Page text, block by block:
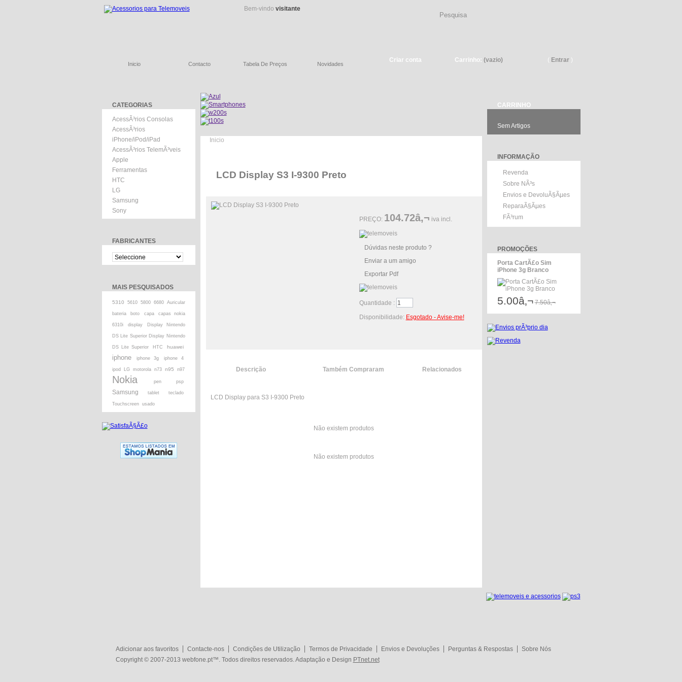
Bem-vindo visitante
Inicio Contacto Tabela De Preços Novidades
Criar conta Carrinho: (vazio) ( Entrar)
CATEGORIAS
AcessÃ³rios Consolas
AcessÃ³rios
iPhone/iPod/iPad
AcessÃ³rios TelemÃ³veis
Apple
Ferramentas
HTC
LG
Samsung
Sony
FABRICANTES
MAIS PESQUISADOS
5310 5610 5800 6680 Auricular
bateria boto capa capas nokia
6310i display Display Nintendo
DS Lite Superior Display Nintendo
DS Lite Superior HTC huawei
iphone iphone 3g iphone 4
ipod LG motorola n73 n95 n97
Nokia pen psp
Samsung tablet teclado
Touchscreen usado
Inicio
LCD Display S3 I-9300 Preto
PREÇO: 104.72â‚¬ iva incl.
Dúvidas neste produto ?
Enviar a um amigo
Exportar Pdf
Quantidade :
Disponibilidade: Esgotado - Avise-me!
Descrição Também Compraram Relacionados
LCD Display para S3 I-9300 Preto
Não existem produtos
Não existem produtos
CARRINHO
Sem Artigos
INFORMAÇÃO
Revenda
Sobre NÃ³s
Envios e DevoluÃ§Ãµes
ReparaÃ§Ãµes
FÃ³rum
PROMOÇÕES
Porta CartÃ£o Sim
iPhone 3g Branco
5.00â‚¬ 7.50â‚¬
Adicionar aos favoritos Contacte-nos Condições de Utilização Termos de Privacidade Envios e Devoluções Perguntas & Respostas
Sobre Nós
Copyright © 2007-2013 webfone.pt™. Todos direitos reservados. Adaptação e Design PTnet.net